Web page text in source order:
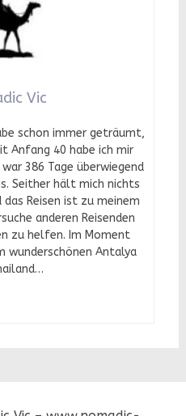
Vic
schon immer geträumt,
Anfang 40 habe ich mir
386 Tage überwiegend
Seither hält mich nichts
Reisen ist zu meinem
anderen Reisenden
zu helfen. Im Moment
wunderschönen Antalya